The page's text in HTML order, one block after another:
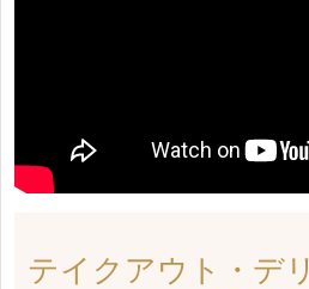
テイクアウト・デ